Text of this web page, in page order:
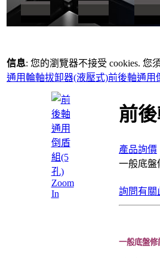
信息: 您的瀏覽器不接受 cookies. 您
通用輪軸拔卸器(液壓式)前後軸通用
Zoom
In
前
產品詢價
一般底盤
詢問有關
一般底盤修